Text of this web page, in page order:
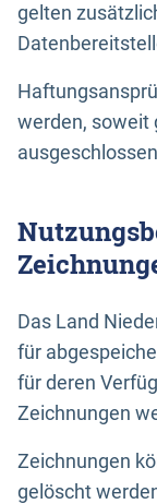
gelten
werden, soweit
Das Land
für
für deren
Zeichnungen
Zeichnungen
gelöscht